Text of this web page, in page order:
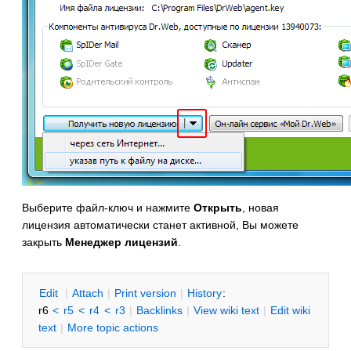
Выберите файл-ключ и нажмите Открыть , новая
лицензия автоматически станет активной, Вы можете
закрыть Менеджер лицензий
Edit | Attach | Print version | History:
r6 < r5 < r4 < r3 | Backlinks | View wiki text | Edit wiki
text | More topic actions